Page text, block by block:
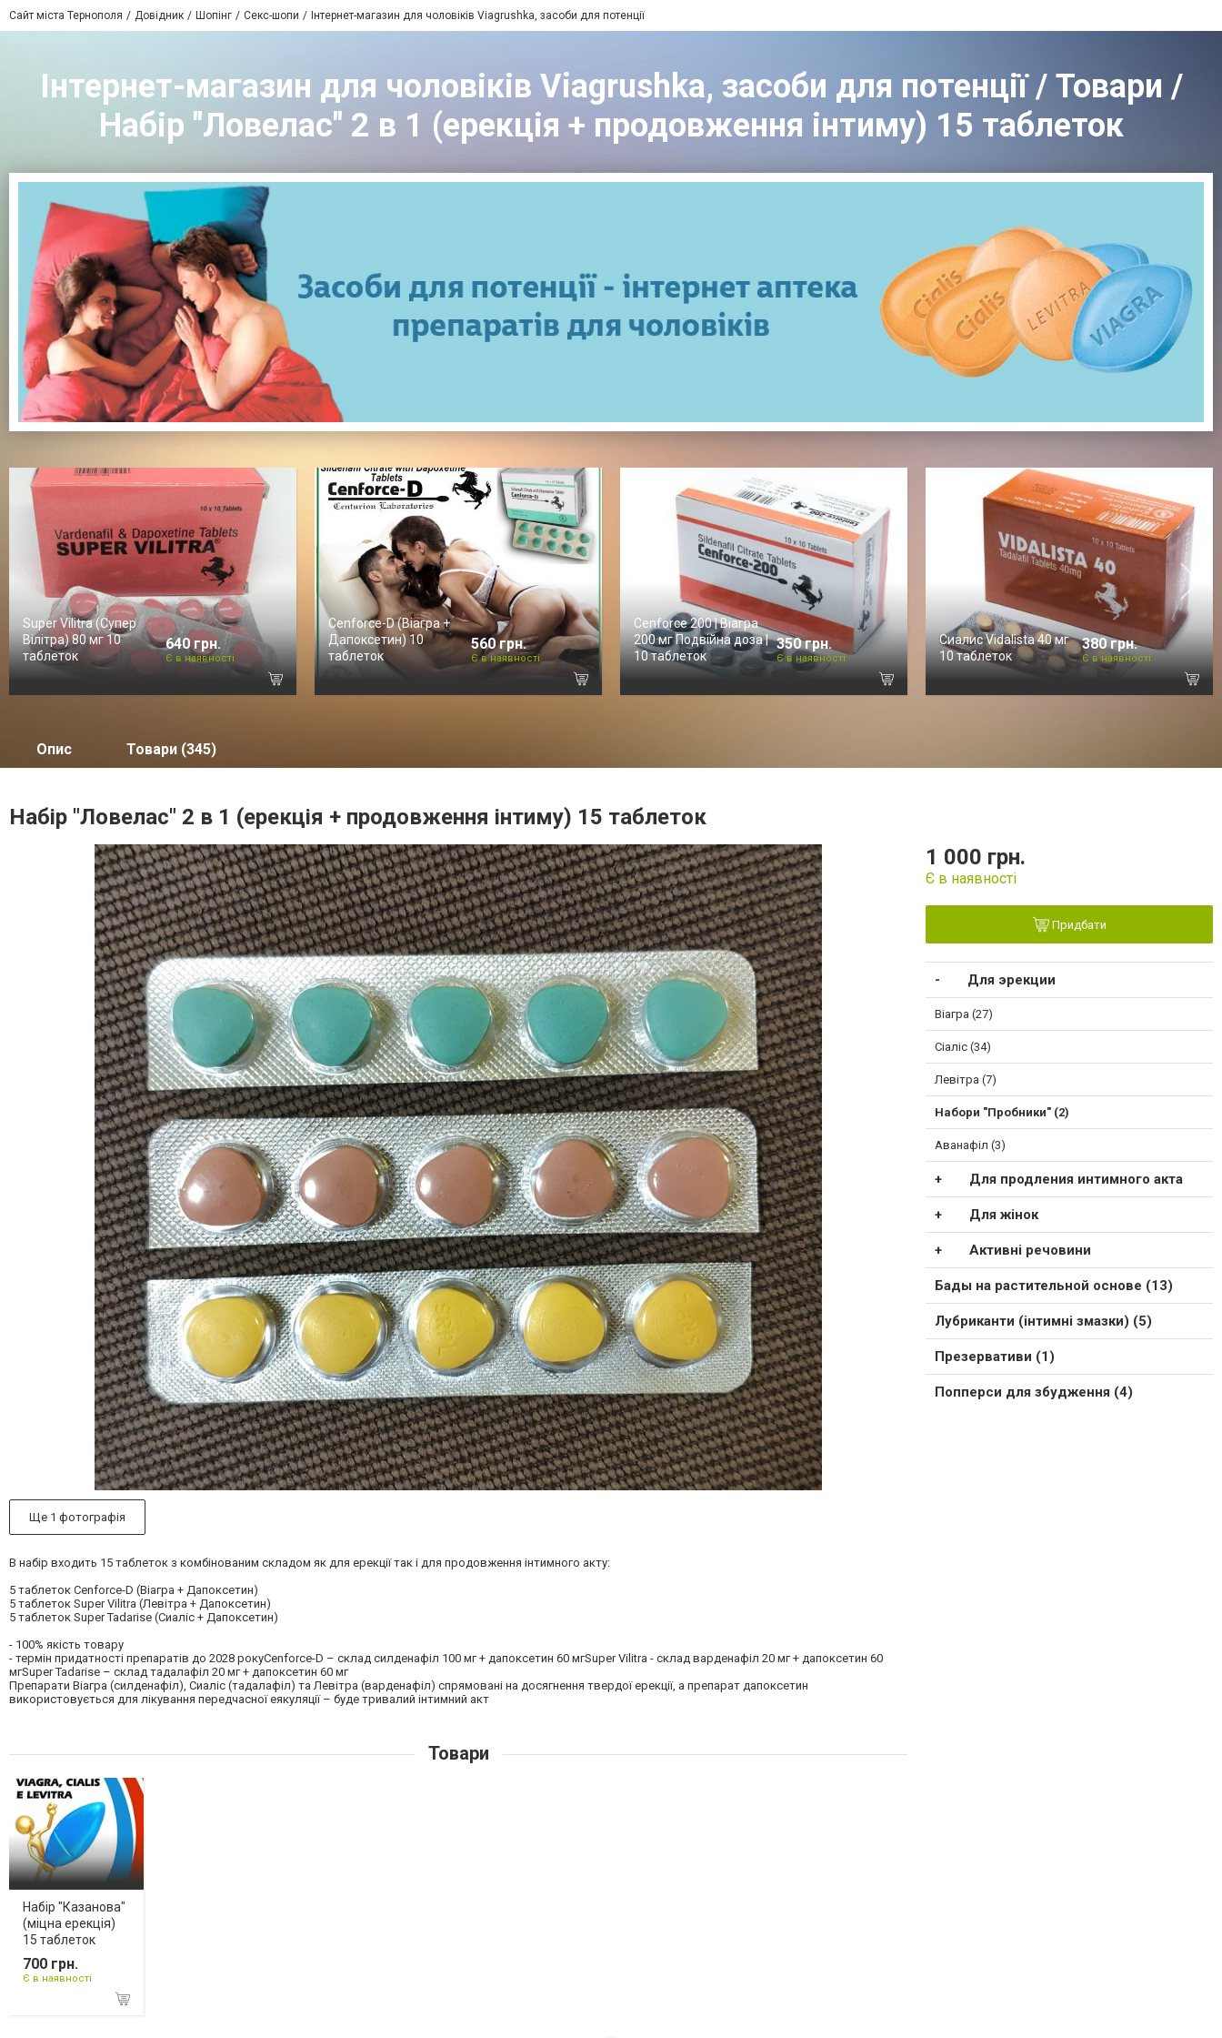
Сайт міста Тернополя Довідник Шопінг Секс-шопи Інтернет-магазин для чоловіків Viagrushka, засоби для потенції
Інтернет-магазин для чоловіків Viagrushka, засоби для потенції / Товари /
Набір "Ловелас" 2 в 1 (ерекція + продовження інтиму) 15 таблеток
Super Vilitra (Супер
Вілітра) 80 мг 10
таблеток
640 грн.
Є в наявності
Cenforce-D (Віагра +
Дапоксетин) 10
таблеток
560 грн.
Є в наявності
Cenforce 200 | Віагра
200 мг Подвійна доза |
10 таблеток
350 грн.
Є в наявності
Cиалис Vidalista 40 мг
10 таблеток
380 грн.
Є в наявності
Опис Товари (345)
Набір "Ловелас" 2 в 1 (ерекція + продовження інтиму) 15 таблеток
Ще 1 фотографія
В набір входить 15 таблеток з комбінованим складом як для ерекції так і для продовження інтимного акту:
5 таблеток Cenforce-D (Віагра + Дапоксетин)
5 таблеток Super Vilitra (Левітра + Дапоксетин)
5 таблеток Super Tadarise (Сиаліс + Дапоксетин)
- 100% якість товару
- термін придатності препаратів до 2028 рокуCenforce-D – склад силденафіл 100 мг + дапоксетин 60 мгSuper Vilitra - склад варденафіл 20 мг + дапоксетин 60
мгSuper Tadarise – склад тадалафіл 20 мг + дапоксетин 60 мг
Препарати Віагра (силденафіл), Сиаліс (тадалафіл) та Левітра (варденафіл) спрямовані на досягнення твердої ерекції, а препарат дапоксетин
використовується для лікування передчасної еякуляції – буде тривалий інтимний акт
1 000 грн.
Є в наявності
Придбати
Для эрекции
Віагра (27)
Сіаліс (34)
Левітра (7)
Набори "Пробники" (2)
Аванафіл (3)
Для продления интимного акта
Для жінок
Активні речовини
Бады на растительной основе (13)
Лубриканти (інтимні змазки) (5)
Презервативи (1)
Попперси для збудження (4)
Товари
Набір "Казанова"
(міцна ерекція)
15 таблеток
700 грн.
Є в наявності